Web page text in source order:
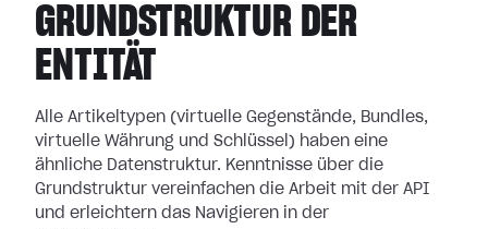
GRUNDSTRUKTUR DER
ENTITÄT
Alle Artikeltypen (virtuelle Gegenstände, Bundles,
virtuelle Währung und Schlüssel) haben eine
ähnliche Datenstruktur. Kenntnisse über die
Grundstruktur vereinfachen die Arbeit mit der API
und erleichtern das Navigieren in der